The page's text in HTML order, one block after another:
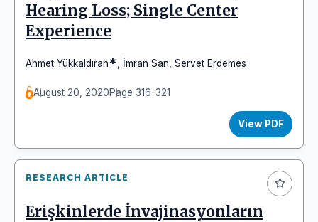
Hearing Loss; Single Center
Experience
Ahmet Yükkaldıran* İmran San Servet Erdemes
August 20, 2020Page 316-321
View PDF
RESEARCH ARTICLE
Erişkinlerde İnvajinasyonların